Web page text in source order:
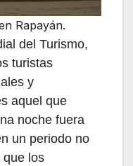
Rapayán.
del Turismo,
turistas
y
aquel que
noche fuera
un periodo no
que los